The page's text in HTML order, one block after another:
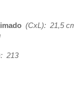
(CxL): 21,5
213